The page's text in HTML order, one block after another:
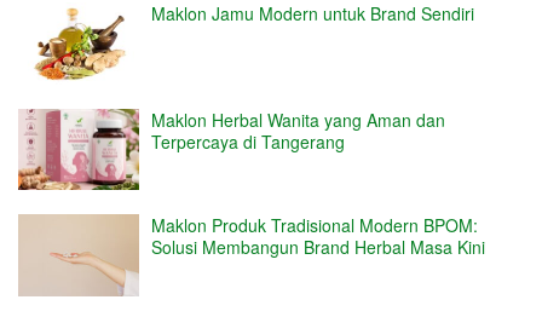
Maklon Jamu Modern untuk Brand Sendiri
Maklon Herbal Wanita yang Aman dan
Terpercaya di Tangerang
Maklon Produk Tradisional Modern BPOM:
Solusi Membangun Brand Herbal Masa Kini